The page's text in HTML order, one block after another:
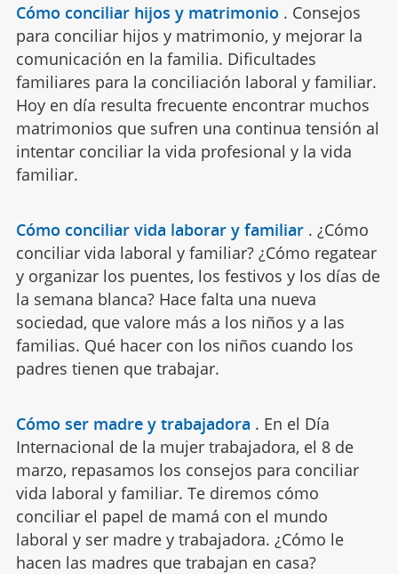
Cómo conciliar hijos y matrimonio . Consejos
para conciliar hijos y matrimonio, y mejorar la
comunicación en la familia. Dificultades
familiares para la conciliación laboral y familiar.
Hoy en día resulta frecuente encontrar muchos
matrimonios que sufren una continua tensión al
intentar conciliar la vida profesional y la vida
familiar.
Cómo conciliar vida laborar y familiar . ¿Cómo
conciliar vida laboral y familiar? ¿Cómo regatear
y organizar los puentes, los festivos y los días de
la semana blanca? Hace falta una nueva
sociedad, que valore más a los niños y a las
familias. Qué hacer con los niños cuando los
padres tienen que trabajar.
Cómo ser madre y trabajadora . En el Día
Internacional de la mujer trabajadora, el 8 de
marzo, repasamos los consejos para conciliar
vida laboral y familiar. Te diremos cómo
conciliar el papel de mamá con el mundo
laboral y ser madre y trabajadora. ¿Cómo le
hacen las madres que trabajan en casa?